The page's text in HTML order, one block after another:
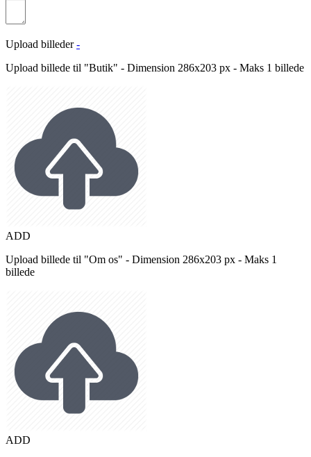
Upload billeder -
Upload billede til "Butik" - Dimension 286x203 px - Maks 1 billede
ADD
Upload billede til "Om os" - Dimension 286x203 px - Maks 1
billede
ADD